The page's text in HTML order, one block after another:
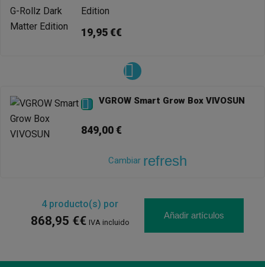
Edition
19,95 €€
 VGROW Smart Grow Box VIVOSUN
849,00 €
Cambiar refresh
4producto(s) por
868,95 €€ IVA incluido
Añadir artículos